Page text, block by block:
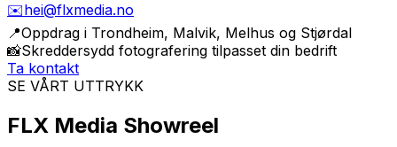
✉️hei@flxmedia.no
📍Oppdrag i Trondheim, Malvik, Melhus og Stjørdal
📸Skreddersydd fotografering tilpasset din bedrift
Ta kontakt
SE VÅRT UTTRYKK
FLX Media Showreel